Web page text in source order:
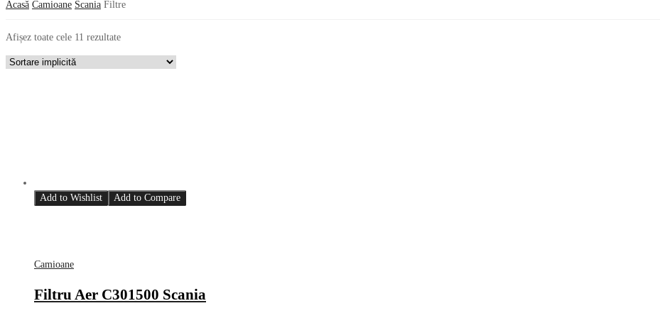
Acasă Camioane Scania Filtre
Afișez toate cele 11 rezultate
Add to Wishlist Add to Compare
Camioane
Filtru Aer C301500 Scania